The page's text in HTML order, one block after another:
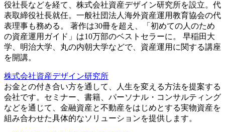
役社長などを経て、株式会社資産デザイン研究所を設立。代
表取締役社長就任。一般社団法人海外資産運用教育協会の代
表理事も務める。 著作は30冊を超え、「初めての人のため
の資産運用ガイド」は10万部のベストセラーに。 早稲田大
学、明治大学、丸の内朝大学などで、資産運用に関する講座
を開講。
株式会社資産デザイン研究所
お金との付き合い方を通して、人生を変える方法を提案する
会社です。セミナー、書籍、パーソナル・コンサルティング
などを通じて、金融資産と不動産をはじめとする実物資産を
組み合わせた具体的なソリューションを提供します。